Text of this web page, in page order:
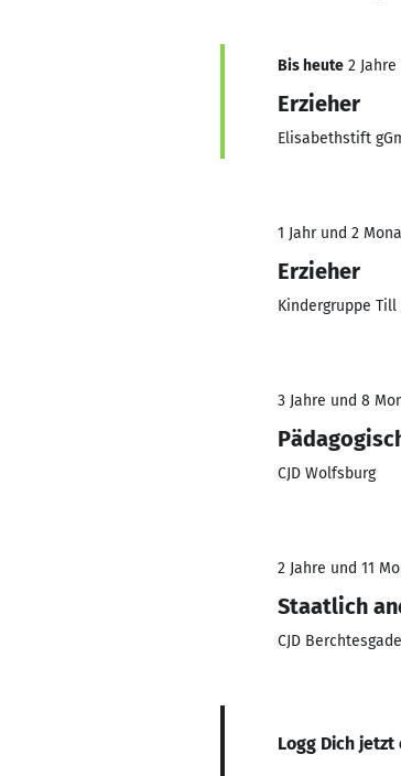
Bis heute 2
Erzieher
Elisabethstift
1 Jahr und 2
Erzieher
Kindergruppe Till
3 Jahre und 8
CJD Wolfsburg
2 Jahre und 11
Staatlich
CJD
Logg Dich